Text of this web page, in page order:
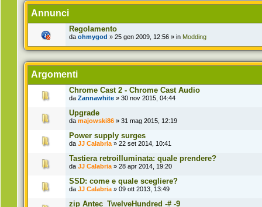
Annunci
Regolamento
da ohmygod » 25 gen 2009, 12:56 » in Modding
Argomenti
Chrome Cast 2 - Chrome Cast Audio
da Zannawhite » 30 nov 2015, 04:44
Upgrade
da majowski86 » 31 mag 2015, 12:19
Power supply surges
da JJ Calabria » 22 set 2014, 10:41
Tastiera retroilluminata: quale prendere?
da JJ Calabria » 28 apr 2014, 19:20
SSD: come e quale scegliere?
da JJ Calabria » 09 ott 2013, 13:49
zip Antec_TwelveHundred -# -9